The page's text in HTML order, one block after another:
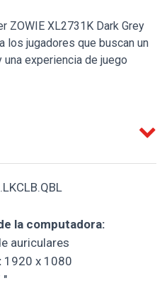
ZOWIE XL2731K Dark Grey
los jugadores que buscan un
experiencia de juego
la computadora:
auriculares
1920 x 1080
"